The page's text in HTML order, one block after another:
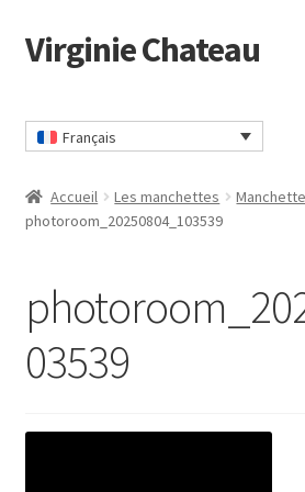
Passer
à
navigation
Passer
au
Virginie Chateau
Commander
Mon compte
Français
Accueil Les manchettes
photoroom_20250804_103539
03539